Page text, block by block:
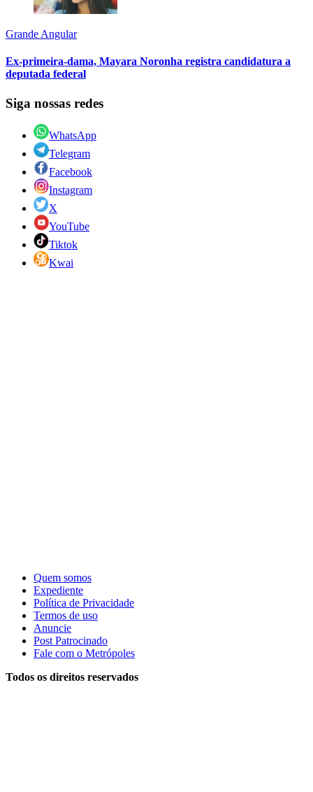
Grande Angular
Ex-primeira-dama, Mayara Noronha registra candidatura a
deputada federal
Siga nossas redes
WhatsApp
Telegram
Facebook
Instagram
X
YouTube
Tiktok
Kwai
Quem somos
Expediente
Política de Privacidade
Termos de uso
Anuncie
Post Patrocinado
Fale com o Metrópoles
Todos os direitos reservados